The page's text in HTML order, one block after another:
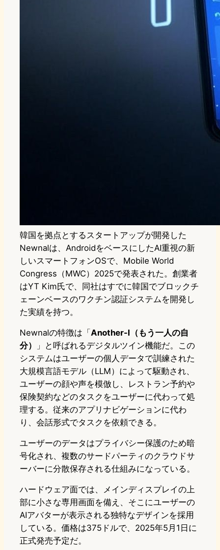
韓国を拠点とするスタートアップが開発した
Newnalは、AndroidをベースにしたAI重視の新
しいスマートフォンOSで、Mobile World
Congress（MWC）2025で発表された。創業者
はYT Kim氏で、同社はすでに韓国でブロックチ
ェーンベースのワクチン認証システムを開発し
た実績を持つ。
Newnalの特徴は「 Another-I（もう一人の自
分）
」と呼ばれるデジタルツイン機能だ。この
システムはユーザーの個人データで訓練された
大規模言語モデル（LLM）によって駆動され、
ユーザーの顔や声を模倣し、レストラン予約や
保険契約などのタスクをユーザーに代わって処
理する。従来のアプリナビゲーションに代わ
り、会話形式でタスクを依頼できる。
ユーザーのデータはプライバシー保護のため暗
号化され、複数のサードパーティのクラウドサ
ーバーに分散保存される仕組みになっている。
ハードウェア面では、メインディスプレイの上
部に小さな専用画面を備え、そこにユーザーの
AIアバターが表示される独特なデザインを採用
している。価格は375ドルで、2025年5月1日に
正式発売予定だ。